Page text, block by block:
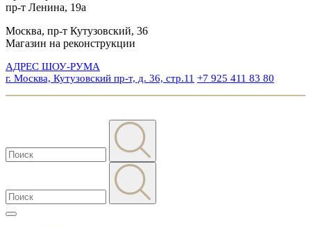
пр-т Ленина, 19а
Москва, пр-т Кутузовский, 36
Магазин на реконструкции
АДРЕС ШОУ-РУМА
г. Москва, Кутузовский пр-т, д. 36, стр.11 +7 925 411 83 80